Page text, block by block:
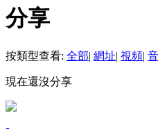
分享
按類型查看: 全部| 網址| 視頻|
現在還沒分享